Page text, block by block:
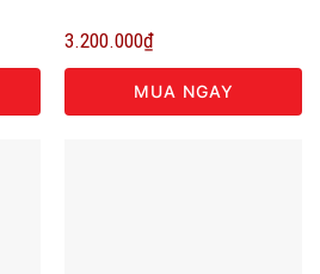
3.200.000₫
MUA NGAY